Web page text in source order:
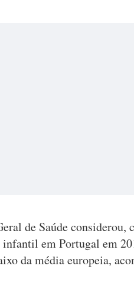
de Saúde considerou,
em Portugal em
da média europeia,